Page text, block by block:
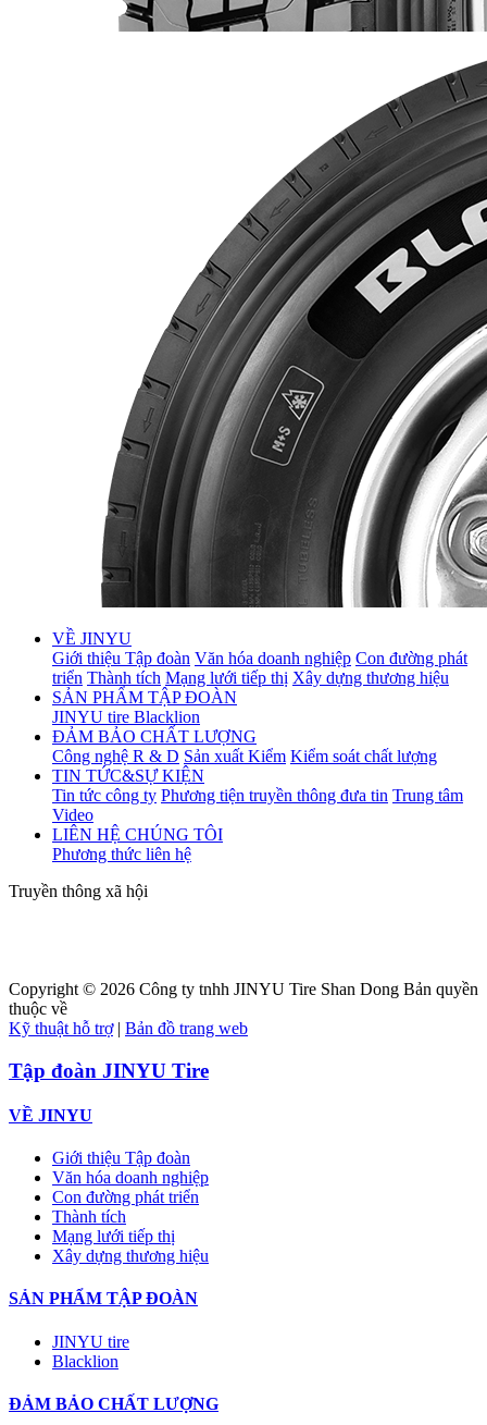
VỀ JINYU
Giới thiệu Tập đoàn Văn hóa doanh nghiệp Con đường phát
triển Thành tích Mạng lưới tiếp thị Xây dựng thương hiệu
SẢN PHẨM TẬP ĐOÀN
JINYU tire Blacklion
ĐẢM BẢO CHẤT LƯỢNG
Công nghệ R & D Sản xuất Kiểm Kiểm soát chất lượng
TIN TỨC&SỰ KIỆN
Tin tức công ty Phương tiện truyền thông đưa tin Trung tâm
Video
LIÊN HỆ CHÚNG TÔI
Phương thức liên hệ
Truyền thông xã hội
Copyright © 2026 Công ty tnhh JINYU Tire Shan Dong Bản quyền
thuộc về
Kỹ thuật hỗ trợ | Bản đồ trang web
Tập đoàn JINYU Tire
VỀ JINYU
Giới thiệu Tập đoàn
Văn hóa doanh nghiệp
Con đường phát triển
Thành tích
Mạng lưới tiếp thị
Xây dựng thương hiệu
SẢN PHẨM TẬP ĐOÀN
JINYU tire
Blacklion
ĐẢM BẢO CHẤT LƯỢNG